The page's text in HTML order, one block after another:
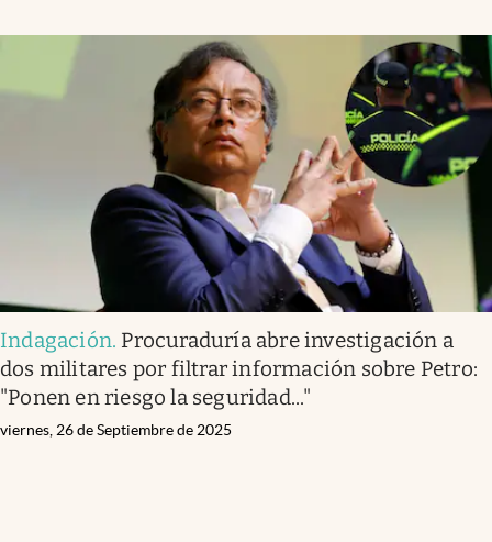
Indagación. Procuraduría abre investigación a
dos militares por filtrar información sobre Petro:
"Ponen en riesgo la seguridad..."
viernes, 26 de Septiembre de 2025